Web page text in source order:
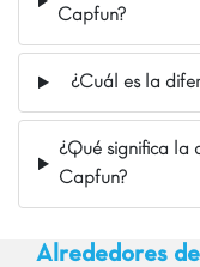
Capfun?
¿Cuál es la
¿Qué significa la
Capfun?
Alrededores